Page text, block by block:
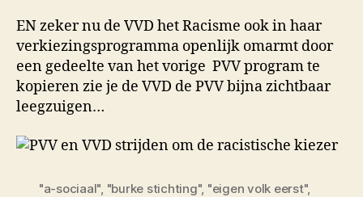
EN zeker nu de VVD het Racisme ook in haar
verkiezingsprogramma openlijk omarmt door
een gedeelte van het vorige PVV program te
kopieren zie je de VVD de PVV bijna zichtbaar
leegzuigen…
"a-sociaal", "burke stichting", "eigen volk eerst",